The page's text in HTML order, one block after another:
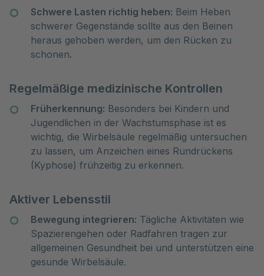
Schwere Lasten richtig heben: Beim Heben
schwerer Gegenstände sollte aus den Beinen
heraus gehoben werden, um den Rücken zu
schonen.
Regelmäßige medizinische Kontrollen
Früherkennung: Besonders bei Kindern und
Jugendlichen in der Wachstumsphase ist es
wichtig, die Wirbelsäule regelmäßig untersuchen
zu lassen, um Anzeichen eines Rundrückens
(Kyphose) frühzeitig zu erkennen.
Aktiver Lebensstil
Bewegung integrieren: Tägliche Aktivitäten wie
Spazierengehen oder Radfahren tragen zur
allgemeinen Gesundheit bei und unterstützen eine
gesunde Wirbelsäule.